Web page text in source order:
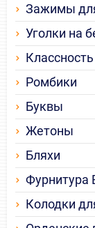
Зажимы
Уголки на
Классность
Ромбики
Буквы
Жетоны
Бляхи
Колодки